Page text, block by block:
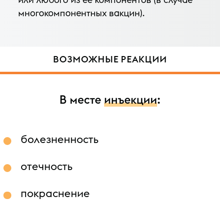
многокомпонентных вакцин).
ВОЗМОЖНЫЕ РЕАКЦИИ
В месте инъекции:
болезненность
отечность
покраснение